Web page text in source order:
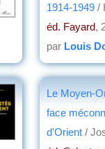
1914-1949 /
éd. Fayard,
par Louis
Le Moyen-
face
d'Orient /